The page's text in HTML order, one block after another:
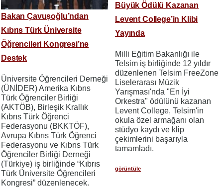
Bakan Çavuşoğlu’ndan
Kıbrıs Türk Üniversite
Öğrencileri Kongresi’ne
Destek
Üniversite Öğrencileri Derneği
(ÜNİDER) Amerika Kıbrıs
Türk Öğrenciler Birliği
(AKTÖB), Birleşik Krallık
Kıbrıs Türk Öğrenci
Federasyonu (BKKTÖF),
Avrupa Kıbrıs Türk Öğrenci
Federasyonu ve Kıbrıs Türk
Öğrenciler Birliği Derneği
(Türkiye) iş birliğinde “Kıbrıs
Türk Üniversite Öğrencileri
Kongresi” düzenlenecek.
Büyük Ödülü Kazanan
Levent College’in Klibi
Yayında
Milli Eğitim Bakanlığı ile
Telsim iş birliğinde 12 yıldır
düzenlenen Telsim FreeZone
Liselerarası Müzik
Yarışması'nda "En İyi
Orkestra" ödülünü kazanan
Levent College, Telsim'in
okula özel armağanı olan
stüdyo kaydı ve klip
çekimlerini başarıyla
tamamladı.
görüntüle